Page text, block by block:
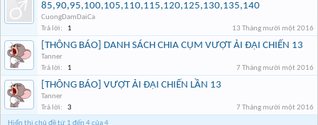
85,90,95,100,105,110,115,120,125,130,135,140
CuongDamDaiCa
Trả lời:
1 13 Tháng mười một 2016
[THÔNG BÁO] DANH SÁCH CHIA CỤM VƯỢT ẢI ĐẠI CHIẾN 13
Tanner
Trả lời:
1 7 Tháng mười một 2016
[THÔNG BÁO] VƯỢT ẢI ĐẠI CHIẾN LẦN 13
Tanner
Trả lời:
3
7 Tháng mười một 2016
Hiển thị chủ đề từ 1 đến 4 của 4